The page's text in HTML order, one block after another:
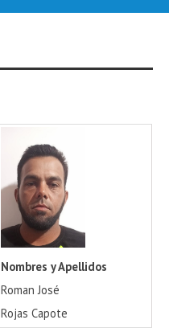
Nombres y Apellidos
Roman José
Rojas Capote